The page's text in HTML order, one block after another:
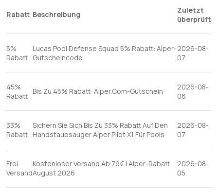
Rabatt Beschreibung
Zuletzt
überprüft
5%
Rabatt
Lucas Pool Defense Squad 5% Rabatt: Aiper-
Gutscheincode
2026-08-
07
45%
Rabatt
Bis Zu 45% Rabatt: Aiper.Com-Gutschein
2026-08-
06
33%
Rabatt
Sichern Sie Sich Bis Zu 33% Rabatt Auf Den
Handstaubsauger Aiper Pilot X1 Für Pools
2026-08-
07
Frei
Versand
Kostenloser Versand Ab 79€ | Aiper-Rabatt
August 2026
2026-08-
05